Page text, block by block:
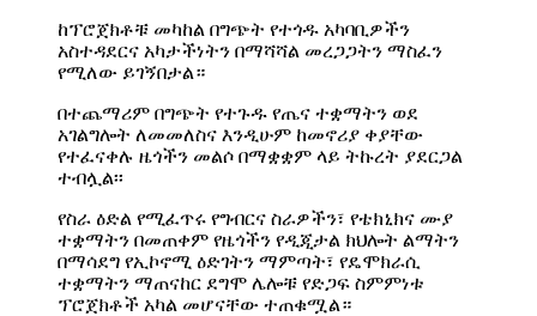
ከፕሮጀክቶቹ መካከል በግጭት የተጎዱ አካባቢዎችን
አስተዳደርና አካታችነትን በማሻሻል መረጋጋትን ማስፈን
የሚለው ይገኝበታል።
በተጨማሪም በግጭት የተጉዱ የጤና ተቋማትን ወደ
አገልግሎት ለመመለስና እንዲሁም ከመኖሪያ ቀያቸው
የተፈናቀሉ ዜጎችን መልሶ በማቋቋም ላይ ትኩረት ያደርጋል
ተብሏል፡፡
የስራ ዕድል የሚፈጥሩ የግብርና ስራዎችን፣ የቴክኒክና ሙያ
ተቋማትን በመጠቀም የዜጎችን የዲጂታል ክህሎት ልማትን
በማሳደግ የኢኮኖሚ ዕድገትን ማምጣት፣ የዴሞክራሲ
ተቋማትን ማጠናከር ደግሞ ሌሎቹ የድጋፍ ስምምነቱ
ፕሮጀክቶች አካል መሆናቸው ተጠቁሟል።